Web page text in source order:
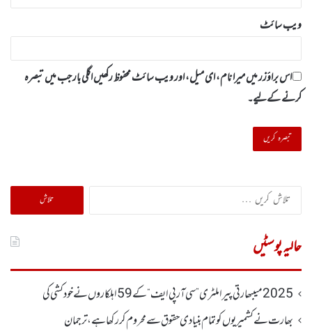
ویب‌ سائٹ
اس براؤزر میں میرا نام، ای میل، اور ویب سائٹ محفوظ رکھیں اگلی بار جب میں تبصرہ
کرنے کےلیے۔
تلاش
کریں
حالیہ پوسٹیں
2025 میںبھارتی پیرا ملٹری ”سی آر پی ایف“ کے 59 اہلکاروں نے خودکشی کی
بھارت نے کشمیریوں کو تمام بنیادی حقوق سے محروم کر رکھا ہے، ترجمان